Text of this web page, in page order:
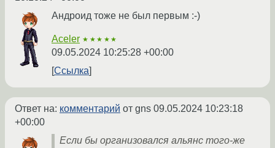
Андроид тоже не был первым :-)
Aceler ★★★★★
09.05.2024 10:25:28 +00:00
Ссылка
Ответ на: комментарий от gns 09.05.2024 10:23:18
+00:00
Если бы организовался альянс того-же